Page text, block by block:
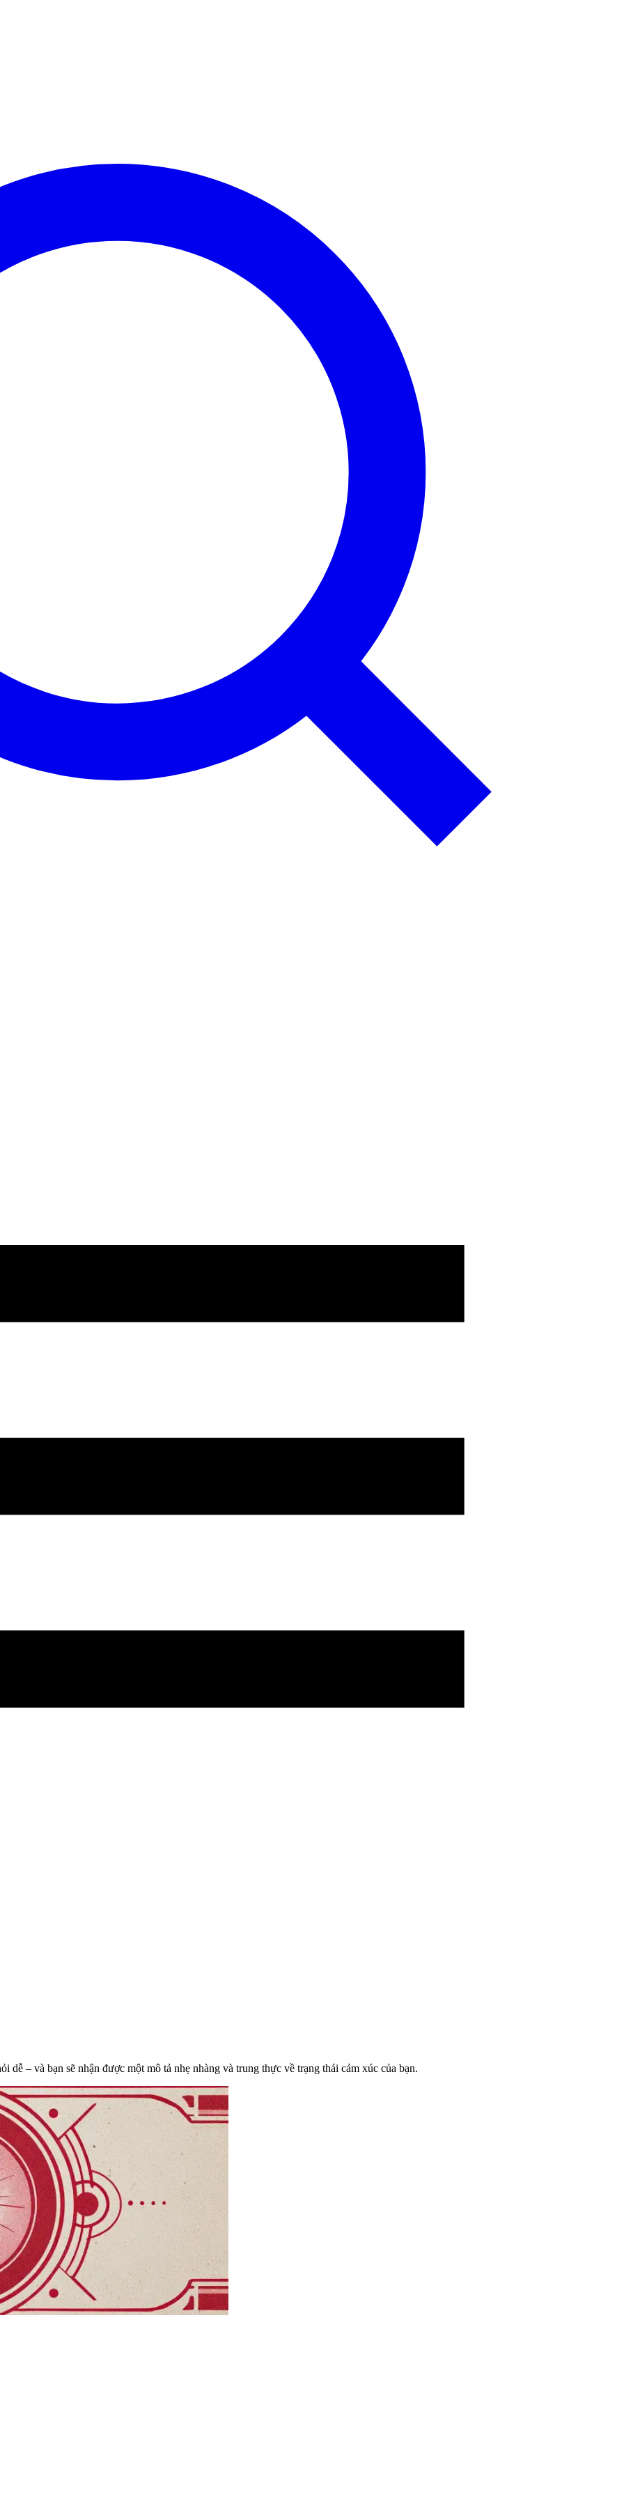
– và bạn sẽ nhận được một mô tả nhẹ nhàng và trung thực về trạng thái cảm xúc của bạn.